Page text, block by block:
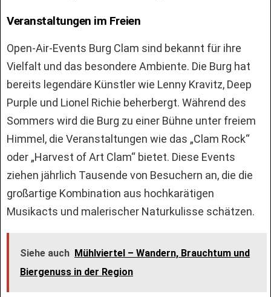
Veranstaltungen im Freien
Open-Air-Events Burg Clam sind bekannt für ihre
Vielfalt und das besondere Ambiente. Die Burg hat
bereits legendäre Künstler wie Lenny Kravitz, Deep
Purple und Lionel Richie beherbergt. Während des
Sommers wird die Burg zu einer Bühne unter freiem
Himmel, die Veranstaltungen wie das „Clam Rock“
oder „Harvest of Art Clam“ bietet. Diese Events
ziehen jährlich Tausende von Besuchern an, die die
großartige Kombination aus hochkarätigen
Musikacts und malerischer Naturkulisse schätzen.
Siehe auch Mühlviertel – Wandern, Brauchtum und
Biergenuss in der Region